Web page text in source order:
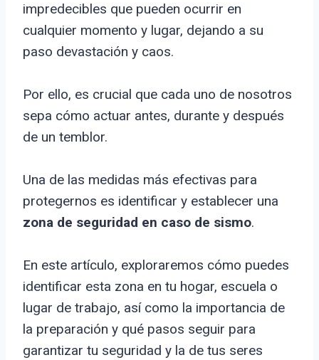
impredecibles que pueden ocurrir en
cualquier momento y lugar, dejando a su
paso devastación y caos.
Por ello, es crucial que cada uno de nosotros
sepa cómo actuar antes, durante y después
de un temblor.
Una de las medidas más efectivas para
protegernos es identificar y establecer una
zona de seguridad en caso de sismo.
En este artículo, exploraremos cómo puedes
identificar esta zona en tu hogar, escuela o
lugar de trabajo, así como la importancia de
la preparación y qué pasos seguir para
garantizar tu seguridad y la de tus seres